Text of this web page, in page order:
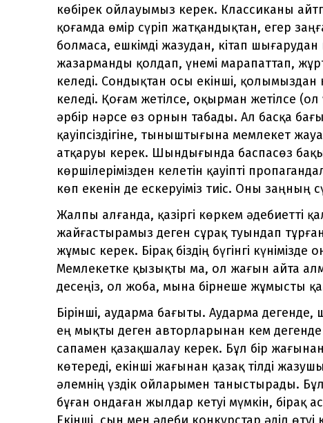
көбірек ойлауымыз керек. Классиканы
қоғамда өмір сүріп жатқандықтан, егер
болмаса, ешкімді жазудан, кітап
жазарманды қолдап, үнемі марапаттап,
келеді. Сондықтан осы екінші, қолымыздан
келеді. Қоғам жетілсе, оқырман жетілсе
әрбір нәрсе өз орнын табады. Ал басқа
қауіпсіздігіне, тыныштығына мемлекет
атқаруы керек. Шындығында баспасөз
көршілерімізден келетін қауіпті
көп екенін де ескеруіміз тиіс. Оны заңның
Жалпы алғанда, қазіргі көркем әдебиетті
жайғастырамыз деген сұрақ туындап
жұмыс керек. Бірақ біздің бүгінгі
Мемлекетке қызықты ма, ол жағын айта
десеңіз, ол жоба, мына бірнеше жұмысты
Бірінші, аударма бағыты. Аударма
ең мықты деген авторларынан кем
сапамен қазақшалау керек. Бұл бір
көтереді, екінші жағынан қазақ тілді
әлемнің үздік ойларымен таныстырады.
бұған ондаған жылдар кетуі мүмкін, бірақ